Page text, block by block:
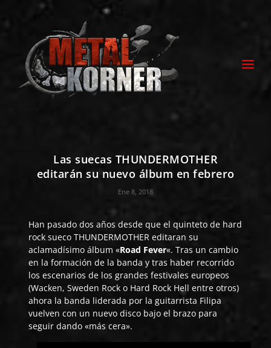
Las suecas THUNDERMOTHER
editarán su nuevo álbum en febrero
Ene 8, 2018
Han pasado dos años desde que el quinteto de hard
rock suecoTHUNDERMOTHER editaran su
aclamadísimo álbum «Road Fever«. Tras un cambio
en la formación de la banda y tras haber recorrido
los escenarios de los grandes festivales europeos
(Wacken, Sweden Rock o Hard Rock Hell entre otros)
ahora la banda liderada por la guitarrista Filipa
vuelven con un nuevo disco bajo el brazo para
seguir dando «más cera».